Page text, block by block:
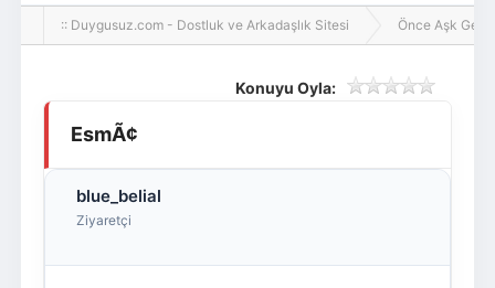
Giriş Yap
hoş geldin ziyaretçi! Aramıza katılmak istersen kayıt
:: Duygusuz.com - Dostluk ve Arkadaşlık Sitesi Önce Aşk Gelir
Konuyu Oyla:
EsmÃ¢
blue_belial
Ziyaretçi